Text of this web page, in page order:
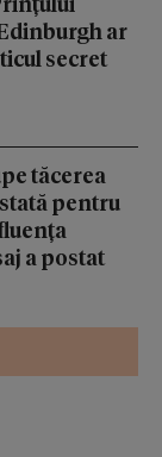
ar
secret
tăcerea
pentru
a postat